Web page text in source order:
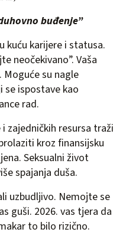
buđenje”
kuću karijere i statusa.
neočekivano”. Vaša
Moguće su nagle
se ispostave kao
rad.
zajedničkih resursa traži
kroz finansijsku
Seksualni život
spajanja duša.
uzbudljivo. Nemojte se
guši. 2026. vas tjera da
to bilo rizično.